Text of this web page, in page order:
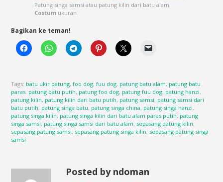
Patung singa samsi atau patung kilin dari batu alam
Costum ukuran
Bagikan ke teman!
Tags: batu ukir patung,foo dog,fuu dog, patung batu alam, patung batu
paras, patung batu putih, patung foo dog, patung fuu dog, patung hanzi,
patung kilin, patung kilin dari batu putih, patung samsi, patung samsi dari
batu putih, patung singa batu, patung singa china, patung singa hanzi,
patung singa kilin, patung singa kilin dari batu alam paras putih, patung
singa samsi, patung singa samsi dari batu alam, sepasang patung kilin,
sepasang patung samsi, sepasang patung singa kilin, sepasang patung singa
samsi
Posted by ndoman